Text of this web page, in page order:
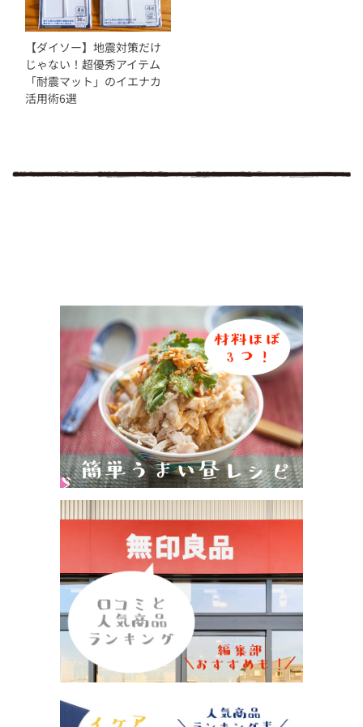
【ダイソー】地震対策だけ
じゃない！超優秀アイテム
「耐震マット」のイエナカ
活用術6選